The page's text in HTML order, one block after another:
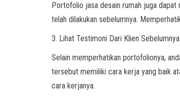
Portofolio jasa desain rumah juga dapat
telah dilakukan sebelumnya.
3. Lihat Testimoni Dari Klien Sebelumnya
Selain memperhatikan portofolionya,
tersebut memiliki cara kerja yang baik
cara kerjanya.